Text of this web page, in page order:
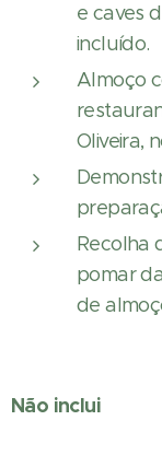
e caves
incluído.
Almoço
Oliveira,
Recolha
pomar
de
Não inclui